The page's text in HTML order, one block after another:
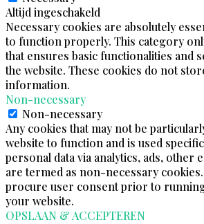
Altijd ingeschakeld
Necessary cookies are absolutely
to function properly. This category
that ensures basic functionalities and
the website. These cookies do not
information.
Non-necessary
Non-necessary
Any cookies that may not be
website to function and is used
personal data via analytics, ads, other
are termed as non-necessary
procure user consent prior to
your website.
OPSLAAN & ACCEPTEREN